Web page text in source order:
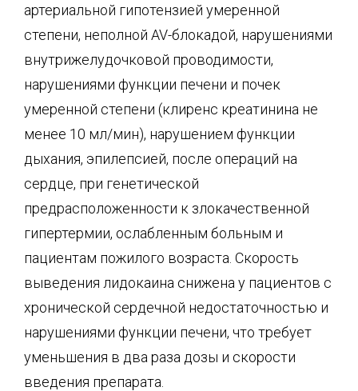
артериальной гипотензией умеренной
степени, неполной AV-блокадой, нарушениями
внутрижелудочковой проводимости,
нарушениями функции печени и почек
умеренной степени (клиренс креатинина не
менее 10 мл/мин), нарушением функции
дыхания, эпилепсией, после операций на
сердце, при генетической
предрасположенности к злокачественной
гипертермии, ослабленным больным и
пациентам пожилого возраста. Скорость
выведения лидокаина снижена у пациентов с
хронической сердечной недостаточностью и
нарушениями функции печени, что требует
уменьшения в два раза дозы и скорости
введения препарата.